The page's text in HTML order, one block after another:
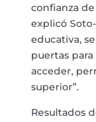
confianza
explicó
educativa,
puertas
acceder,
superior”.
Resultados